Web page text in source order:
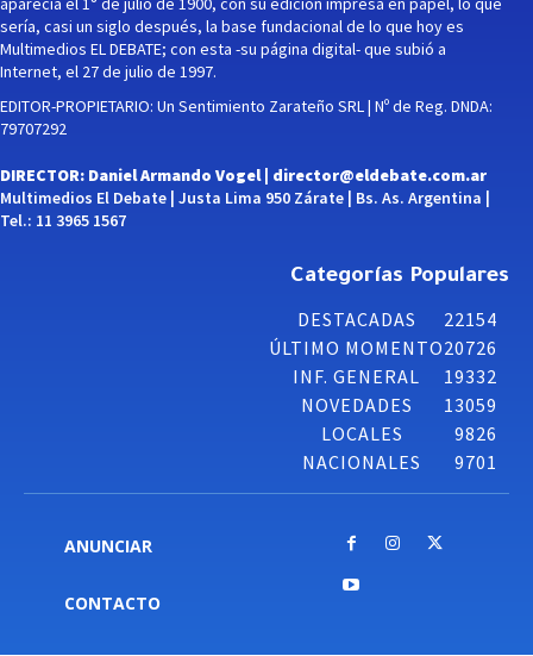
sería, casi un siglo después, la base fundacional de lo que hoy es
Multimedios EL DEBATE; con esta -su página digital- que subió a
Internet, el 27 de julio de 1997.
EDITOR-PROPIETARIO: Un Sentimiento Zarateño SRL | Nº de Reg. DNDA:
79707292
DIRECTOR: Daniel Armando Vogel | director@eldebate.com.ar
Multimedios El Debate | Justa Lima 950 Zárate | Bs. As. Argentina |
Tel.: 11 3965 1567
Categorías Populares
DESTACADAS
22154
ÚLTIMO MOMENTO20726
INF. GENERAL
19332
NOVEDADES
13059
LOCALES
9826
NACIONALES
9701
ANUNCIAR
CONTACTO